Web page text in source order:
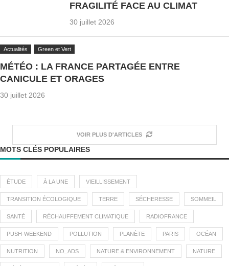
FRAGILITÉ FACE AU CLIMAT
30 juillet 2026
Actualités Green et Vert
MÉTÉO : LA FRANCE PARTAGÉE ENTRE
CANICULE ET ORAGES
30 juillet 2026
VOIR PLUS D'ARTICLES
MOTS CLÉS POPULAIRES
ÉTUDE À LA UNE VIEILLISSEMENT
TRANSITION ÉCOLOGIQUE TERRE SÉCHERESSE SOMMEIL
SANTÉ RÉCHAUFFEMENT CLIMATIQUE RADIOFRANCE
PUSH-WEEKEND POLLUTION PLANÈTE PARIS OCÉAN
NUTRITION NO_ADS NATURE & ENVIRONNEMENT NATURE